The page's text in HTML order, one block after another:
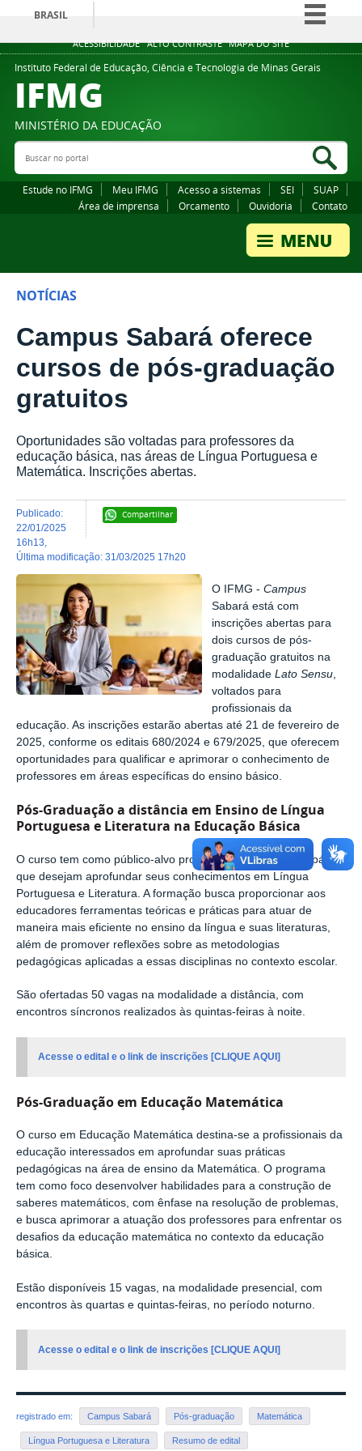
ACESSIBILIDADE ALTO CONTRASTE MAPA DO SITE
BRASIL
Simplifique!
Comunica BR
Legislação
Instituto Federal de Educação, Ciência e Tecnologia de Minas Gerais
IFMG
MINISTÉRIO DA EDUCAÇÃO
Buscar no portal
Estude no IFMG Meu IFMG Acesso a sistemas SEI
SUAP
Área de imprensa
Orcamento Ouvidoria Contato
NOTÍCIAS
Campus Sabará oferece
cursos de pós-graduação
gratuitos
Oportunidades são voltadas para professores da
educação básica, nas áreas de Língua Portuguesa e
Matemática. Inscrições abertas.
Compartilhar
publicado:
22/01/2025
16h13
última modificação: 31/03/2025 17h20
O IFMG -Campus
Sabará está com
inscrições abertas para
dois cursos de pós-
graduação gratuitos na
modalidadeLato Sensu,
voltados para
profissionais da
educação. As inscrições estarão abertas até 21 de fevereiro de
2025, conforme os editais 680/2024 e 679/2025, que oferecem
oportunidades para qualificar e aprimorar o conhecimento de
professores em áreas específicas do ensino básico.
Pós-Graduação a distância em Ensino de Língua
Portuguesa e Literatura na Educação Básica
O curso tem como público-alvo professores da educação básica
que desejam aprofundar seus conhecimentos em Língua
Portuguesa e Literatura. A formação busca proporcionar aos
educadores ferramentas teóricas e práticas para atuar de
maneira mais eficiente no ensino da língua e suas literaturas,
além de promover reflexões sobre as metodologias
pedagógicas aplicadas a essas disciplinas no contexto escolar.
São ofertadas 50 vagas na modalidade a distância, com
encontros síncronos realizados às quintas-feiras à noite.
Acesse o edital e o link de inscrições [CLIQUE AQUI]
Pós-Graduação em Educação Matemática
O curso em Educação Matemática destina-se a profissionais da
educação interessados em aprofundar suas práticas
pedagógicas na área de ensino da Matemática. O programa
tem como foco desenvolver habilidades para a construção de
saberes matemáticos, com ênfase na resolução de problemas,
e busca aprimorar a atuação dos professores para enfrentar os
desafios da educação matemática no contexto da educação
básica.
Estão disponíveis 15 vagas, na modalidade presencial, com
encontros às quartas e quintas-feiras, no período noturno.
Acesse o edital e o link de inscrições [CLIQUE AQUI]
registrado em: Campus Sabará Pós-graduação Matemática
Língua Portuguesa e Literatura Resumo de edital